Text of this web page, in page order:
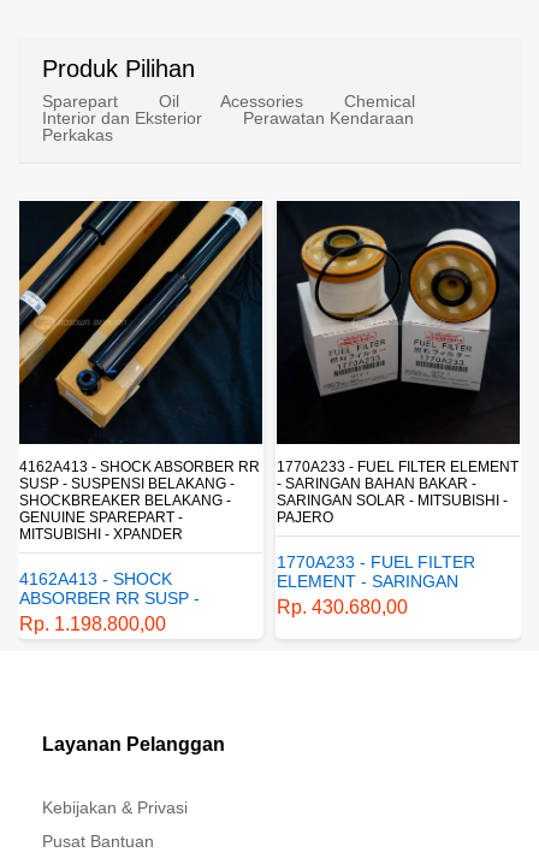
Produk Pilihan
Sparepart Oil Acessories
Chemical
Interior dan Eksterior
Perawatan Kendaraan
Perkakas
4162A413 - SHOCK ABSORBER RR
SUSP - SUSPENSI BELAKANG -
SHOCKBREAKER BELAKANG -
GENUINE SPAREPART -
MITSUBISHI - XPANDER
4162A413 - SHOCK
ABSORBER RR SUSP -
SUSPENSI BELAKANG -
SHOCKBREAKER BELAKANG
Rp. 1.198.800,00
1770A233 - FUEL FILTER ELEMENT
- SARINGAN BAHAN BAKAR -
SARINGAN SOLAR - MITSUBISHI -
PAJERO
1770A233 - FUEL FILTER
ELEMENT - SARINGAN
BAHAN BAKAR - SARINGAN
SOLAR - MITSUBISHI -
PAJERO
Rp. 430.680,00
Layanan Pelanggan
Kebijakan & Privasi
Pusat Bantuan